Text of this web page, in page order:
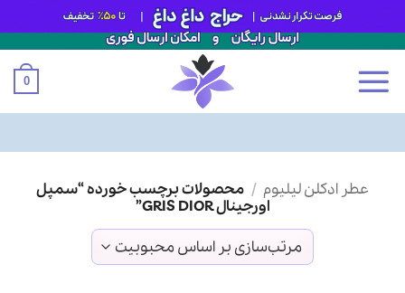
0
عطر ادکلن لیلیوم / محصولات برچسب خورده “سمپل
اورجینال GRIS DIOR”